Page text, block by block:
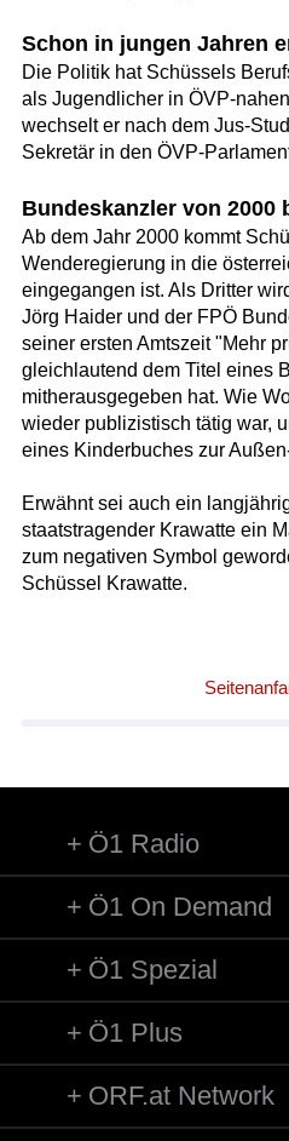
Schon in jungen Jahren
Die Politik hat Schüssels
als Jugendlicher in ÖVP-
wechselt er nach dem Jus-
Sekretär in den ÖVP-
Bundeskanzler von 2000
Ab dem Jahr 2000 kommt
Wenderegierung in die
eingegangen ist. Als Dritter
Jörg Haider und der FPÖ
seiner ersten Amtszeit "Mehr
gleichlautend dem Titel eines
mitherausgegeben hat. Wie
wieder publizistisch tätig war,
eines Kinderbuches zur
Erwähnt sei auch ein
staatstragender Krawatte ein
zum negativen Symbol
Schüssel Krawatte.
Ö1 Radio
Ö1 On Demand
Ö1 Spezial
Ö1 Plus
ORF.at Network